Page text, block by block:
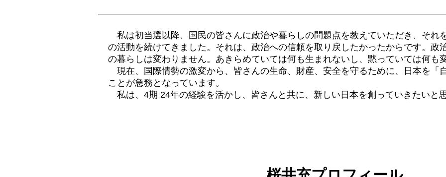
私は初当選以降、国民の皆さんに政治や暮らしの問題点を教えていただき、それ
の活動を続けてきました。それは、政治への信頼を取り戻したかったからです。政
の暮らしは変わりません。あきらめていては何も生まれないし、黙っていては何も
現在、国際情勢の激変から、皆さんの生命、財産、安全を守るために、日本を「
ことが急務となっています。
私は、4期 24年の経験を活かし、皆さんと共に、新しい日本を創っていきたいと